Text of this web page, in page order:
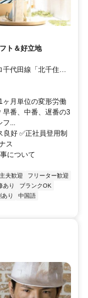
ト＆好立地
千代田線「北千住
月単位の変形労働
番、中番、遅番の3
フ...
良好 ✅正社員登用制
ス
ついて
夫歓迎
フリーター歓迎
あり
ブランクOK
あり
中国語